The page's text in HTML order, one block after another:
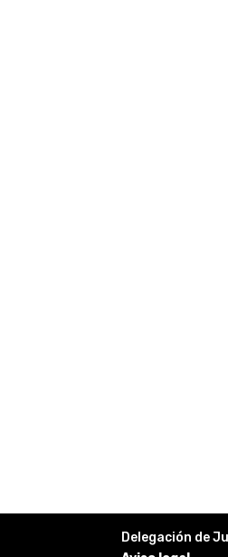
Delegación de